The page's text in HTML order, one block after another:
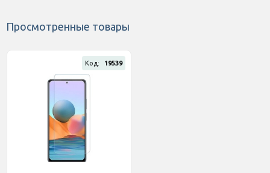
Просмотренные товары
Код: 19539